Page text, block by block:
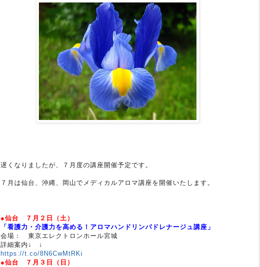
遅くなりましたが、７月度の講座開催予定です。
７月は仙台、沖縄、岡山でメディカルアロマ講座を開催いたします。
●仙台 ７月２日（土）
「看護力・介護力を高める！アロマハンドリンパドレナージュ講座」
会場： 東京エレクトロンホール宮城
詳細案内↓ ↓
https://t.co/8N6CwMtRKi
●仙台 ７月３日（日）